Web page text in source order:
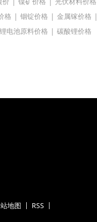
格 | 铟锭价格 | 金属镓价格 |
锂电池原料价格 | 碳酸锂价格
地图 RSS